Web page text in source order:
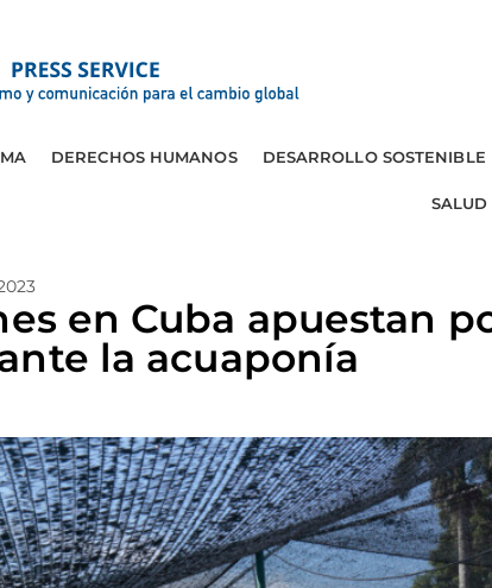
DERECHOS HUMANOS DESARROLLO SOSTENIBLE
SALUD
en Cuba apuestan
la acuaponía